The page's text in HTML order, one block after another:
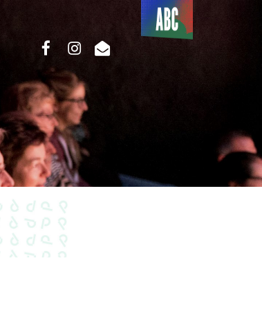
Du côté
de l’ABC
facebookinstagram
email